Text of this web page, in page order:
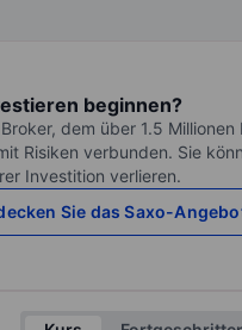
beginnen?
dem über 1.5 Millionen
Risiken verbunden. Sie
Investition verlieren.
Sie das Saxo-